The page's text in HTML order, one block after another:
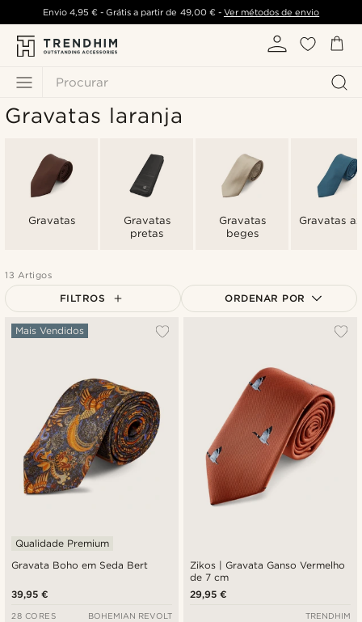
Procurar
Envio 4,95 €- Grátis a partir de 49,00 €- Ver métodos de envio
Gravatas laranja
Gravatas
Gravatas
pretas
Gravatas
beges
Gravatas
13 Artigos
FILTROS ORDENAR POR
Preço mais baixo
Preço mais alto
Gravata Boho em Seda Bert
Mais Vendidos
Qualidade Premium
39,95 €
28 CORES BOHEMIAN REVOLT
Zikos | Gravata Ganso Vermelho
de 7 cm
29,95 €
TRENDHIM